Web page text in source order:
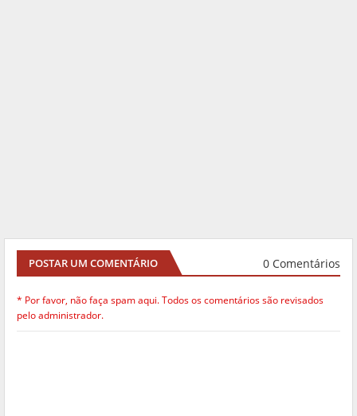
POSTAR UM COMENTÁRIO 0 Comentários
* Por favor, não faça spam aqui. Todos os comentários são revisados
pelo administrador.